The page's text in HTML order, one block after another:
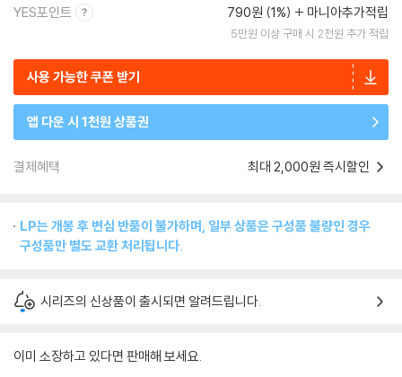
YES포인트 790원 (1%) 마니아추가적립
5만원 이상 구매 시 2천원 추가 적립
사용 가능한 쿠폰 받기
앱 다운 시 1천원 상품권
결제혜택 최대 2,000원 즉시할인
LP는 개봉 후 변심 반품이 불가하며, 일부 상품은 구성품 불량인 경우
구성품만 별도 교환 처리됩니다.
시리즈의 신상품이 출시되면 알려드립니다.
이미 소장하고 있다면 판매해 보세요.